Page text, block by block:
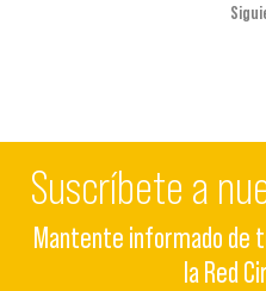
Suscríbete a
Mantente informado de
la Red